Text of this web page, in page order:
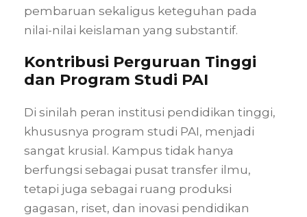
pembaruan sekaligus keteguhan pada
nilai-nilai keislaman yang substantif.
Kontribusi Perguruan Tinggi
dan Program Studi PAI
Di sinilah peran institusi pendidikan tinggi,
khususnya program studi PAI, menjadi
sangat krusial. Kampus tidak hanya
berfungsi sebagai pusat transfer ilmu,
tetapi juga sebagai ruang produksi
gagasan, riset, dan inovasi pendidikan